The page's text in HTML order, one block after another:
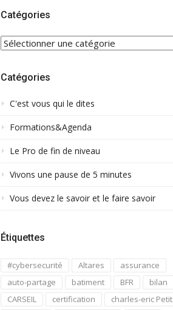
Catégories
CATÉGORIES
Catégories
C'est vous qui le dites
Formations&Agenda
Le Pro de fin de niveau
Vivons une pause de 5 minutes
Vous devez le savoir et le faire savoir
Étiquettes
#cybersecurité Altares
assurance
auto-partage
batiment BFR
bilan
CARSEIL
certification
charles-eric Petit